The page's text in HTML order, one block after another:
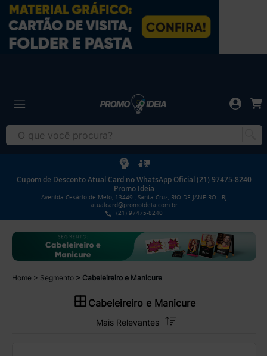
Cupom de Desconto Atual Card no WhatsApp Oficial (21) 97475-8240
Promo Ideia
Avenida Cesário de Melo, 13449 , Santa Cruz, RIO DE JANEIRO - RJ
atualcard@promoideia.com.br
(21) 97475-8240
Home Segmento Cabeleireiro e Manicure
Cabeleireiro e Manicure